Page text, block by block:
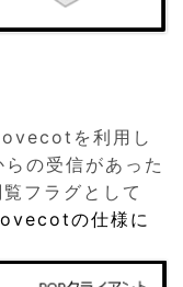
を利用し
の受信があった
フラグとして
の仕様に